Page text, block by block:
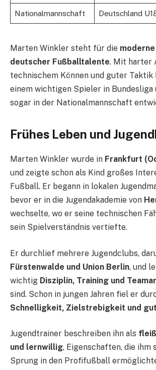
Nationalmannschaft Deutschland
Marten Winkler steht für die
deutscher Fußballtalente. Mit harter
technischem Können und guter Taktik
einem wichtigen Spieler in Bundesliga
sogar in der Nationalmannschaft
Frühes Leben und
Marten Winkler wurde in Frankfurt
und zeigte schon als Kind großes
Fußball. Er begann in lokalen
bevor er in die Jugendakademie von
wechselte, wo er seine technischen
sein Spielverständnis vertiefte.
Er durchlief mehrere Jugendclubs,
Fürstenwalde und Union Berlin, und
wichtig Disziplin, Training und
sind. Schon in jungen Jahren fiel er
Schnelligkeit, Zielstrebigkeit und
Jugendtrainer beschreiben ihn als
und lernwillig, Eigenschaften, die ihm
Sprung in den Profifußball